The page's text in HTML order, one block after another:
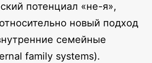
потенциал «не-я»,
новый подход
семейные
family systems).